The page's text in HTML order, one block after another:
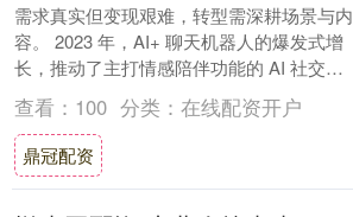
需求真实但变现艰难，转型需深耕场景与内
容。 2023 年，AI+ 聊天机器人的爆发式增
长，推动了主打情感陪伴功能的 AI 社交应
用崛起。 然而，经历了 2024....
查看： 100 分类： 在线配资开户
鼎冠配资